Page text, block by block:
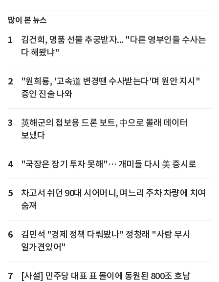
많이 본 뉴스
1
김건희, 명품 선물 추궁받자... "다른 영부인들 수사는
다 해봤냐"
2
"원희룡, '고속道 변경땐 수사받는다'며 원안 지시"
증인 진술 나와
3
英해군의 첩보용 드론 보트, 中으로 몰래 데이터
보냈다
4 "국장은 장기 투자 못해"… 개미들 다시 美 증시로
5
차고서 쉬던 90대 시어머니, 며느리 주차 차량에 치여
숨져
6
김민석 "경제 정책 다뤄봤나" 정청래 "사람 무시
일가견있어"
7
[사설] 민주당 대표 표 몰이에 동원된 800조 호남